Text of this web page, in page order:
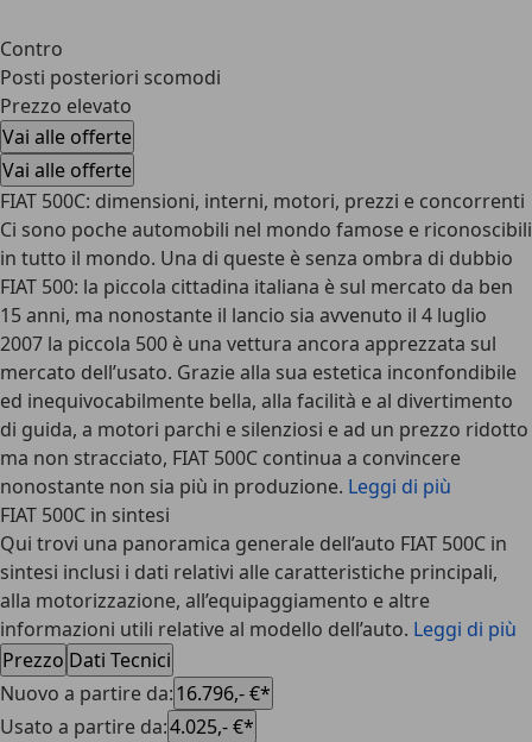
Contro
Posti posteriori scomodi
Prezzo elevato
Vai alle offerte
Vai alle offerte
FIAT 500C: dimensioni, interni, motori, prezzi e concorrenti
Ci sono poche automobili nel mondo famose e riconoscibili
in tutto il mondo. Una di queste è senza ombra di dubbio
FIAT 500: la piccola cittadina italiana è sul mercato da ben
15 anni, ma nonostante il lancio sia avvenuto il 4 luglio
2007 la piccola 500 è una vettura ancora apprezzata sul
mercato dell’usato. Grazie alla sua estetica inconfondibile
ed inequivocabilmente bella, alla facilità e al divertimento
di guida, a motori parchi e silenziosi e ad un prezzo ridotto
ma non stracciato, FIAT 500C continua a convincere
nonostante non sia più in produzione. Leggi di più
FIAT 500C in sintesi
Qui trovi una panoramica generale dell’auto FIAT 500C in
sintesi inclusi i dati relativi alle caratteristiche principali,
alla motorizzazione, all’equipaggiamento e altre
informazioni utili relative al modello dell’auto. Leggi di più
Prezzo Dati Tecnici
Nuovo a partire da:16.796,- €*
Usato a partire da:4.025,- €*